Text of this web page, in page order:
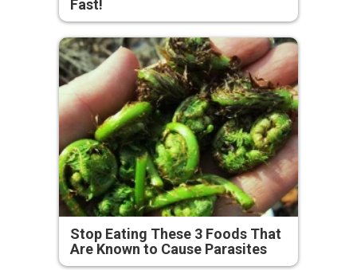
Fast!
Stop Eating These 3 Foods That
Are Known to Cause Parasites